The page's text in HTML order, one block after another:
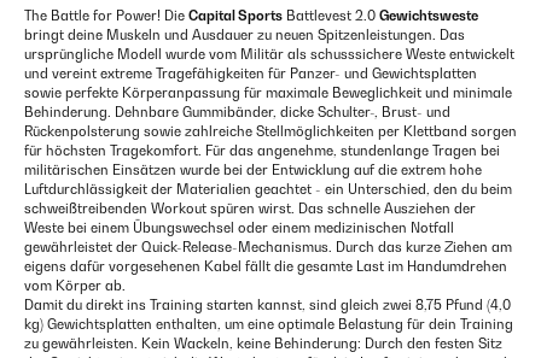
The Battle for Power! Die Capital Sports Battlevest 2.0 Gewichtsweste
bringt deine Muskeln und Ausdauer zu neuen Spitzenleistungen. Das
ursprüngliche Modell wurde vom Militär als schusssichere Weste entwickelt
und vereint extreme Tragefähigkeiten für Panzer- und Gewichtsplatten
sowie perfekte Körperanpassung für maximale Beweglichkeit und minimale
Behinderung. Dehnbare Gummibänder, dicke Schulter-, Brust- und
Rückenpolsterung sowie zahlreiche Stellmöglichkeiten per Klettband sorgen
für höchsten Tragekomfort. Für das angenehme, stundenlange Tragen bei
militärischen Einsätzen wurde bei der Entwicklung auf die extrem hohe
Luftdurchlässigkeit der Materialien geachtet - ein Unterschied, den du beim
schweißtreibenden Workout spüren wirst. Das schnelle Ausziehen der
Weste bei einem Übungswechsel oder einem medizinischen Notfall
gewährleistet der Quick-Release-Mechanismus. Durch das kurze Ziehen am
eigens dafür vorgesehenen Kabel fällt die gesamte Last im Handumdrehen
vom Körper ab.
Damit du direkt ins Training starten kannst, sind gleich zwei 8,75 Pfund (4,0
kg) Gewichtsplatten enthalten, um eine optimale Belastung für dein Training
zu gewährleisten. Kein Wackeln, keine Behinderung: Durch den festen Sitz